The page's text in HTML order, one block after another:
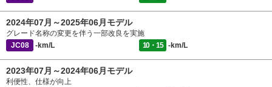
2024年07月～2025年06月モデル
グレード名称の変更を伴う一部改良を実施
JC08
-km/L 10・15 -km/L
2023年07月～2024年06月モデル
利便性、仕様が向上